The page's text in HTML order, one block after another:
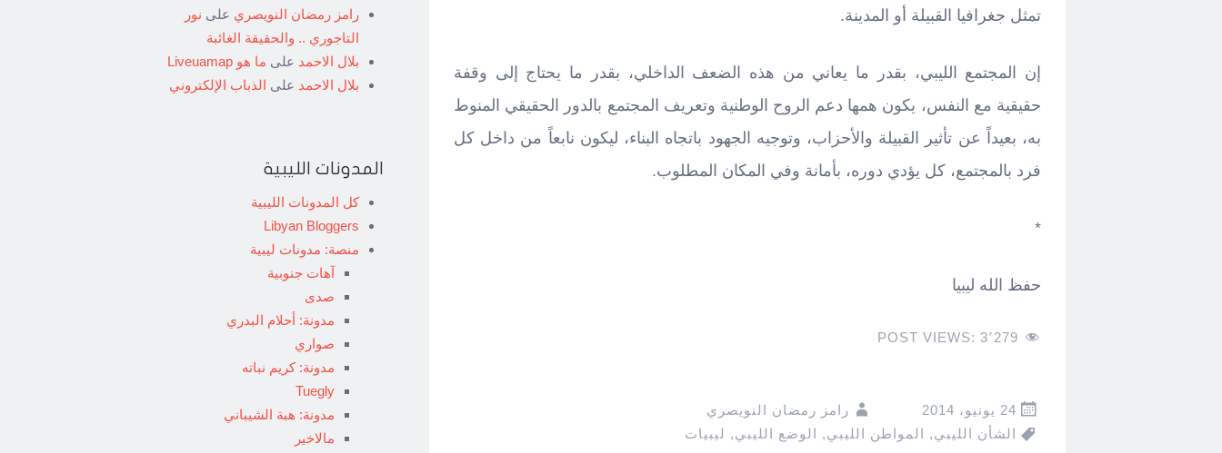
تمثل جغرافيا القبيلة أو المدينة.
إن المجتمع الليبي، بقدر ما يعاني من هذه الضعف الداخلي، بقدر ما يحتاج إلى وقفة
حقيقية مع النفس، يكون همها دعم الروح الوطنية وتعريف المجتمع بالدور الحقيقي المنوط
به، بعيداً عن تأثير القبيلة والأحزاب، وتوجيه الجهود باتجاه البناء، ليكون نابعاً من داخل كل
فرد بالمجتمع، كل يؤدي دوره، بأمانة وفي المكان المطلوب.
*
حفظ الله ليبيا
POST VIEWS: 3٬279
24 يونيو، 2014
رامز رمضان النويصري
الشأن الليبي, المواطن الليبي, الوضع الليبي, ليبيات
رامز رمضان النويصري على نور
التاجوري .. والحقيقة الغائبة
بلال الاحمد على ما هو Liveuamap
بلال الاحمد على الذباب الإلكتروني
المدونات الليبية
كل المدونات الليبية
Libyan Bloggers
منصة: مدونات ليبية
آهات جنوبية
صدى
مدونة: أحلام البدري
صواري
مدونة: كريم نباته
Tuegly
مدونة: هبة الشيباني
مالاخير